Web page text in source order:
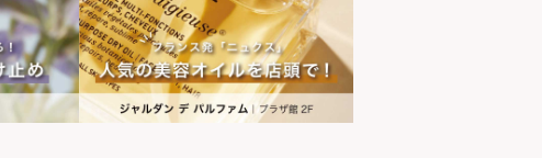
世界の山ちゃん
[居酒屋]